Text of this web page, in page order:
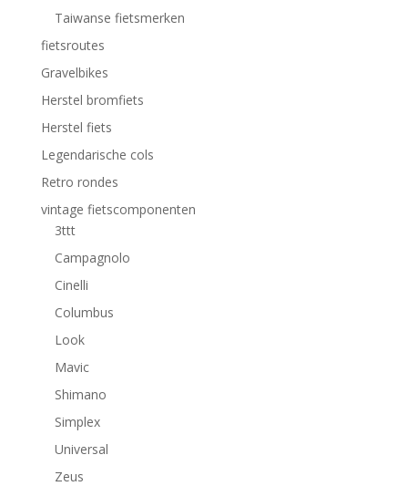
Taiwanse fietsmerken
fietsroutes
Gravelbikes
Herstel bromfiets
Herstel fiets
Legendarische cols
Retro rondes
vintage fietscomponenten
3ttt
Campagnolo
Cinelli
Columbus
Look
Mavic
Shimano
Simplex
Universal
Zeus